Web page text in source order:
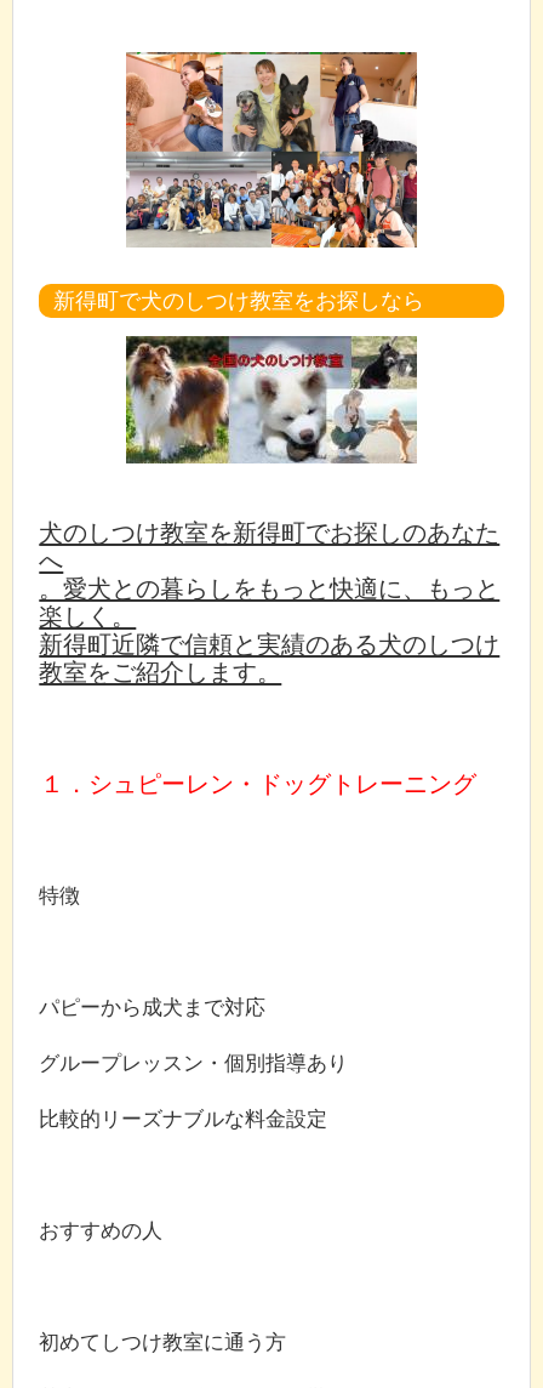
新得町で犬のしつけ教室をお探しなら
犬のしつけ教室を新得町でお探しのあなた
へ
。愛犬との暮らしをもっと快適に、もっと
楽しく。
新得町近隣で信頼と実績のある犬のしつけ
教室をご紹介します。
１．シュピーレン・ドッグトレーニング
特徴
パピーから成犬まで対応
グループレッスン・個別指導あり
比較的リーズナブルな料金設定
おすすめの人
初めてしつけ教室に通う方